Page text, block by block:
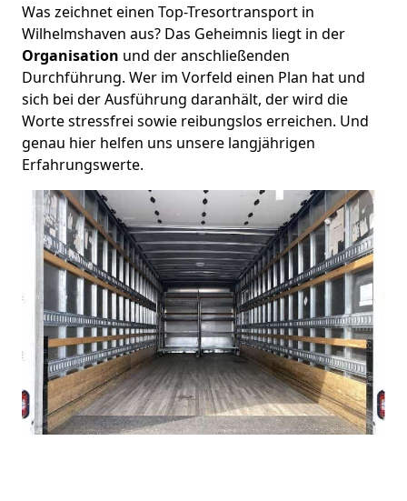
Was zeichnet einen Top-Tresortransport in
Wilhelmshaven aus? Das Geheimnis liegt in der
Organisation und der anschließenden
Durchführung. Wer im Vorfeld einen Plan hat und
sich bei der Ausführung daranhält, der wird die
Worte stressfrei sowie reibungslos erreichen. Und
genau hier helfen uns unsere langjährigen
Erfahrungswerte.